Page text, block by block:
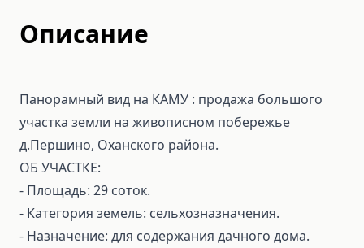
Описание
Панорамный вид на КАМУ : продажа большого
участка земли на живописном побережье
д.Першино, Оханского района.
ОБ УЧАСТКЕ:
- Площадь: 29 соток.
- Категория земель: сельхозназначения.
- Назначение: для содержания дачного дома.